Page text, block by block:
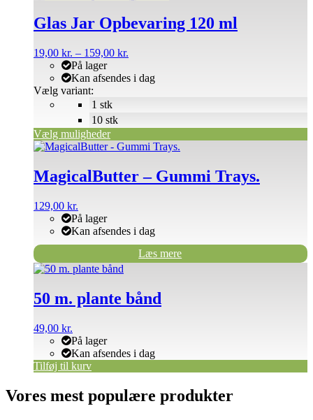
Glas Jar Opbevaring 120 ml
19,00 kr. – 159,00 kr.
til
På lager
Kan afsendes i dag
Vælg variant:
Vælg muligheder
har
flere
Mulighederne
vælges
på
varesiden
1 stk
10 stk
MagicalButter – Gummi Trays.
129,00 kr.
På lager
Kan afsendes i dag
Læs mere
50 m. plante bånd
49,00 kr.
På lager
Kan afsendes i dag
Tilføj til kurv
Vores mest populære produkter